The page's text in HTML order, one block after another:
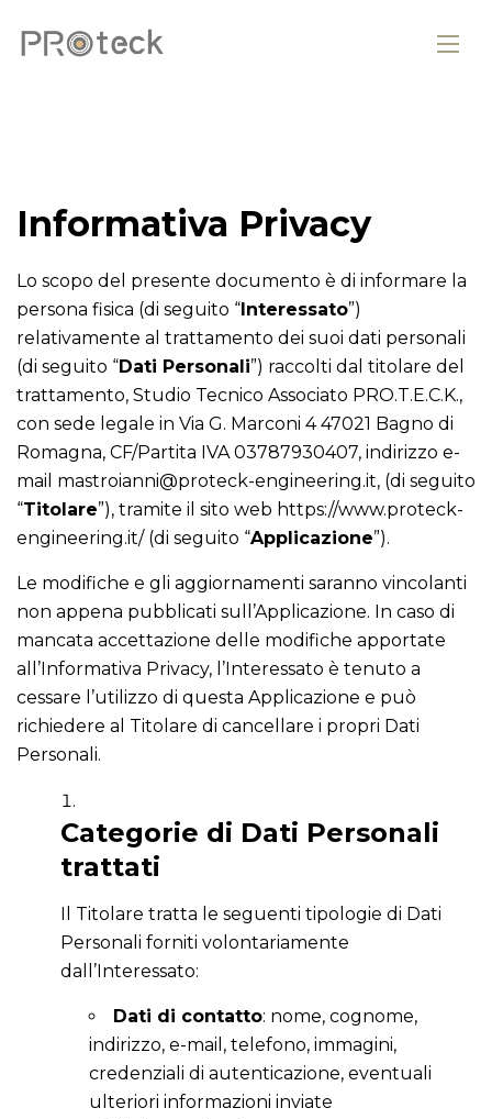
Informativa Privacy
Lo scopo del presente documento è di informare la
persona fisica (di seguito “Interessato”)
relativamente al trattamento dei suoi dati personali
(di seguito “Dati Personali”) raccolti dal titolare del
trattamento, Studio Tecnico Associato PRO.T.E.C.K.,
con sede legale in Via G. Marconi 4 47021 Bagno di
Romagna, CF/Partita IVA 03787930407, indirizzo e-
mail mastroianni@proteck-engineering.it, (di seguito
“Titolare”), tramite il sito web https://www.proteck-
engineering.it/ (di seguito “Applicazione”).
Le modifiche e gli aggiornamenti saranno vincolanti
non appena pubblicati sull’Applicazione. In caso di
mancata accettazione delle modifiche apportate
all’Informativa Privacy, l’Interessato è tenuto a
cessare l’utilizzo di questa Applicazione e può
richiedere al Titolare di cancellare i propri Dati
Personali.
Categorie di Dati Personali
trattati
Il Titolare tratta le seguenti tipologie di Dati
Personali forniti volontariamente
dall’Interessato:
Dati di contatto: nome, cognome,
indirizzo, e-mail, telefono, immagini,
credenziali di autenticazione, eventuali
ulteriori informazioni inviate